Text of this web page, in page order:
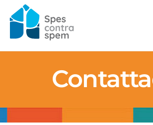
content